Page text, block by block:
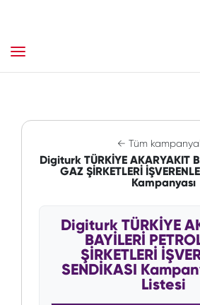
← Tüm
Digiturk TÜRKİYE AKARYAKIT
GAZ ŞİRKETLERİ
Kampanyası
Digiturk TÜRKİYE
BAYİLERİ
ŞİRKETLERİ
SENDİKASI
Listesi